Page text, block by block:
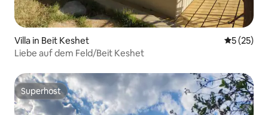
Villa in Beit Keshet
5 (25)
Liebe auf dem Feld/Beit Keshet
Superhost
Superhost